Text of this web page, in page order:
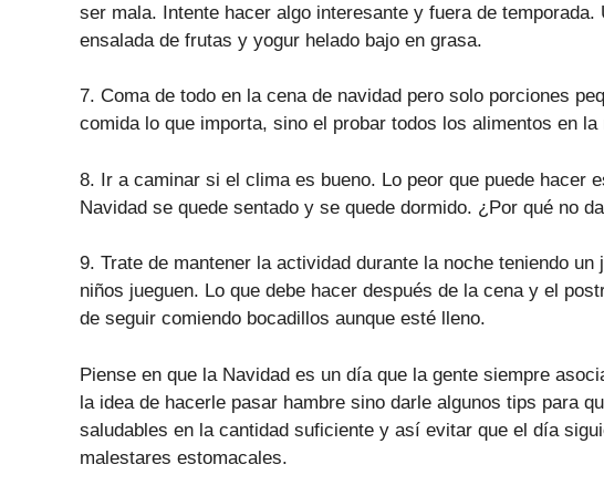
ser mala. Intente hacer algo interesante y fuera de
ensalada de frutas y yogur helado bajo en grasa.
7. Coma de todo en la cena de navidad pero solo porciones
comida lo que importa, sino el probar todos los alimentos en la
8. Ir a caminar si el clima es bueno. Lo peor que puede hacer
Navidad se quede sentado y se quede dormido. ¿Por qué no
9. Trate de mantener la actividad durante la noche teniendo
niños jueguen. Lo que debe hacer después de la cena y el
de seguir comiendo bocadillos aunque esté lleno.
Piense en que la Navidad es un día que la gente siempre
la idea de hacerle pasar hambre sino darle algunos tips para
saludables en la cantidad suficiente y así evitar que el día
malestares estomacales.